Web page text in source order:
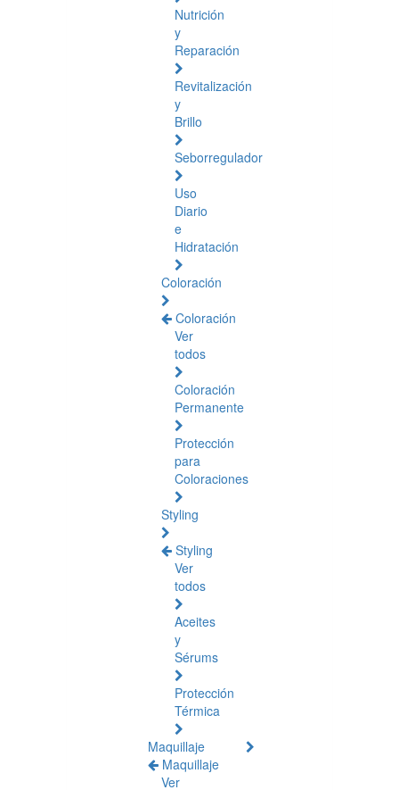
Nutrición
y
Reparación
Revitalización
y
Brillo
Seborregulador
Uso
Diario
e
Hidratación
Coloración
Coloración
Ver
todos
Coloración
Permanente
Protección
para
Coloraciones
Styling
Styling
Ver
todos
Aceites
y
Sérums
Protección
Térmica
Maquillaje
Maquillaje
Ver